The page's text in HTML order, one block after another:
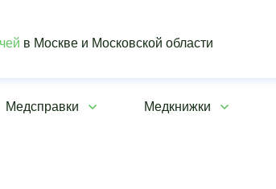
в Москве и Московской области
Медсправки Медкнижки